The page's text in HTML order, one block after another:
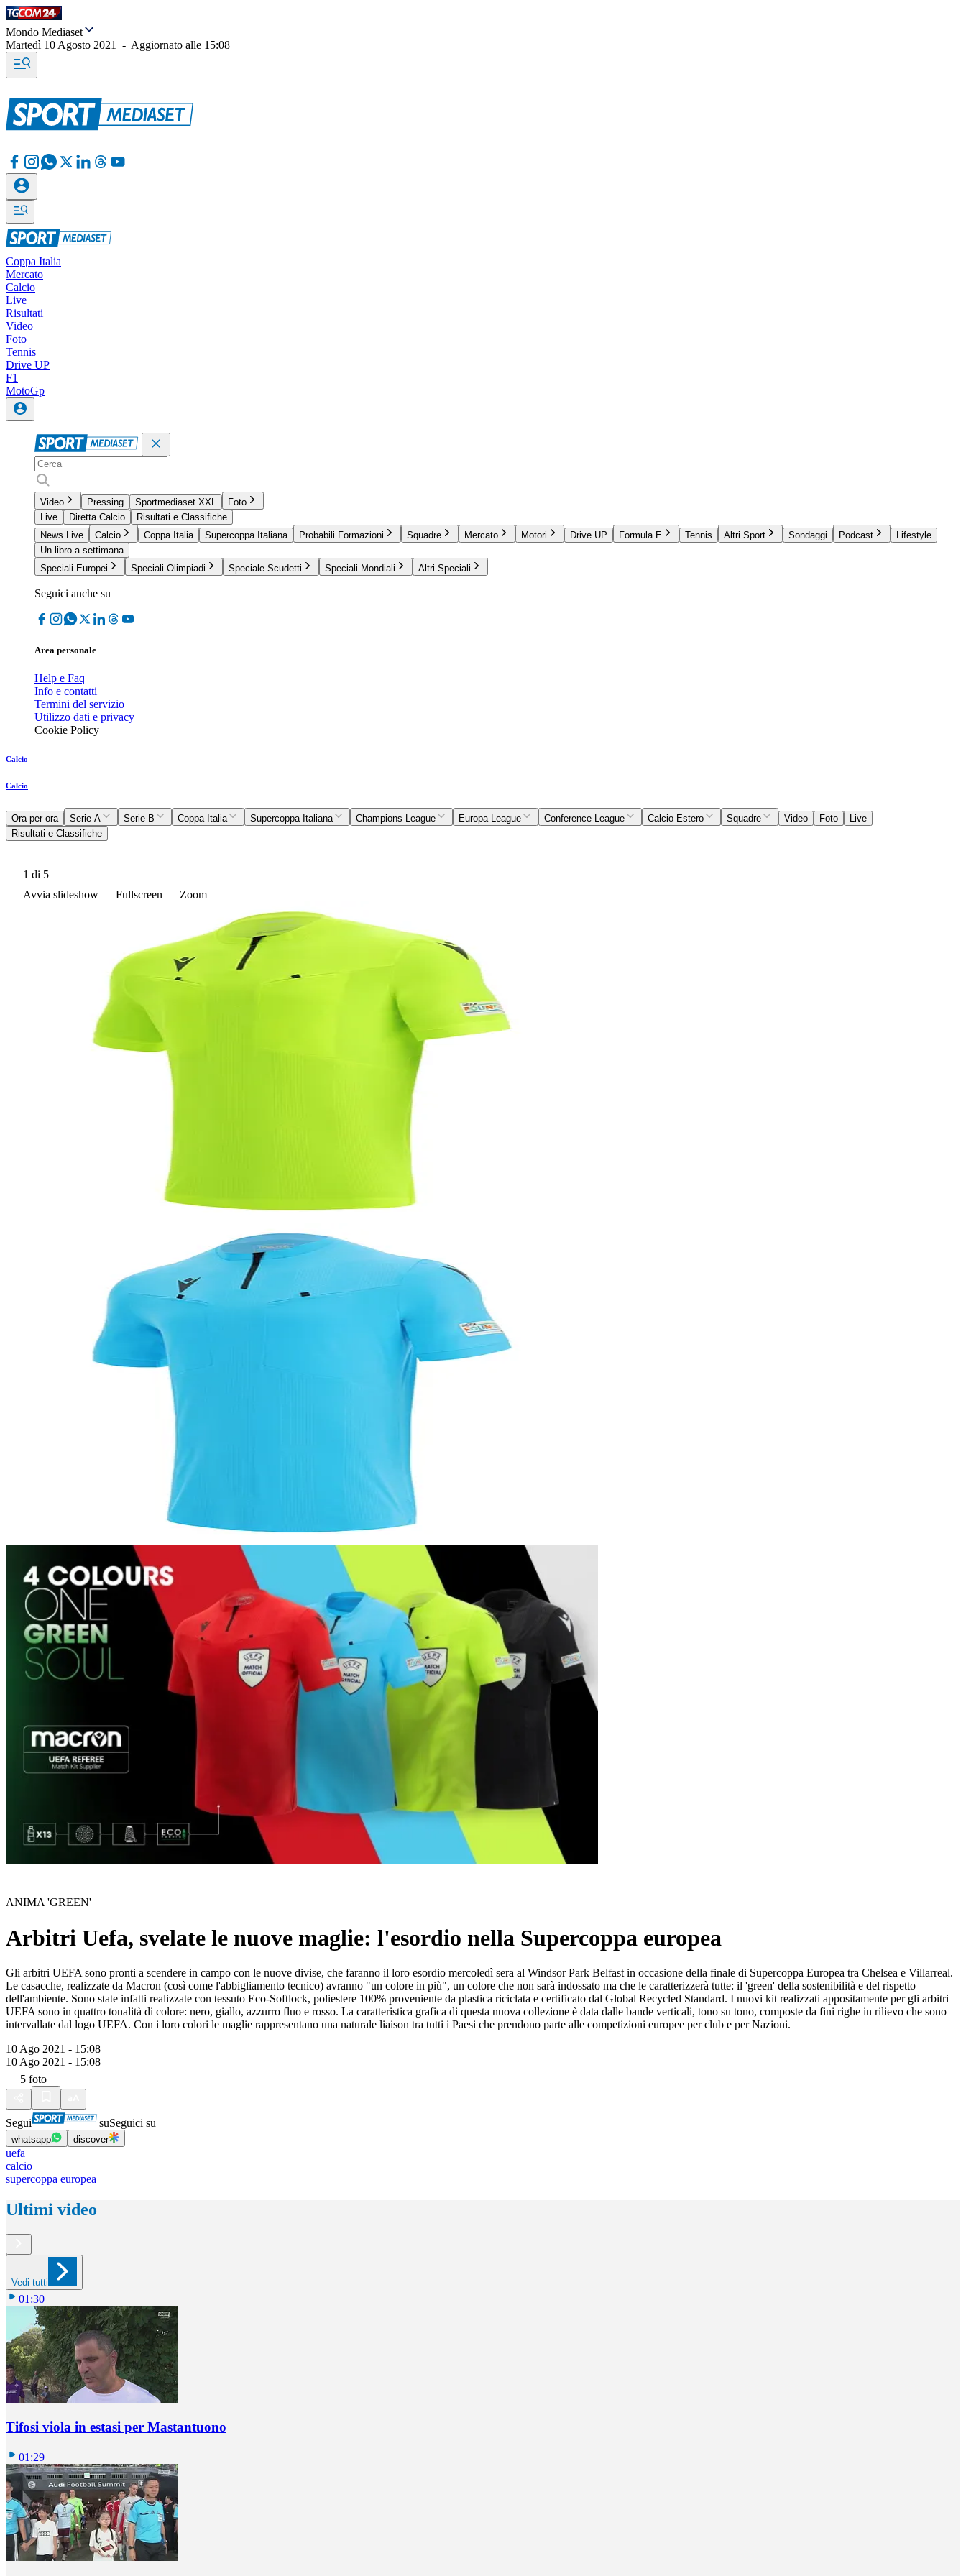
Mondo Mediaset
Martedì 10 Agosto 2021
- Aggiornato alle 15:08
Coppa Italia
Mercato
Calcio
Live
Risultati
Video
Foto
Tennis
Drive UP
F1
MotoGp
Video Pressing Sportmediaset XXL
Foto
Live
Diretta Calcio
Risultati e Classifiche
News Live
Calcio Coppa Italia Supercoppa Italiana Probabili Formazioni Squadre Mercato Motori Drive UP Formula E Tennis Altri Sport Sondaggi Podcast
Lifestyle
Un libro a settimana
Speciali Europei
Speciali Olimpiadi Speciale Scudetti Speciali Mondiali Altri Speciali
Seguici anche su
Area personale
Help e Faq
Info e contatti
Termini del servizio
Utilizzo dati e privacy
Cookie Policy
Calcio
Calcio
Ora per ora Serie A Serie B Coppa Italia Supercoppa Italiana Champions League Europa League Conference League Calcio Estero Squadre Video Foto
Live
Risultati e Classifiche
1 di 5
Avvia slideshow
Fullscreen Zoom
ANIMA 'GREEN'
Arbitri Uefa, svelate le nuove maglie: l'esordio nella Supercoppa europea
Gli arbitri UEFA sono pronti a scendere in campo con le nuove divise, che faranno il loro esordio mercoledì sera al Windsor Park Belfast in occasione della finale di Supercoppa Europea tra Chelsea e Villarreal.
Le casacche, realizzate da Macron (così come l'abbigliamento tecnico) avranno "un colore in più", un colore che non sarà indossato ma che le caratterizzerà tutte: il 'green' della sostenibilità e del rispetto
dell'ambiente. Sono state infatti realizzate con tessuto Eco-Softlock, poliestere 100% proveniente da plastica riciclata e certificato dal Global Recycled Standard. I nuovi kit realizzati appositamente per gli arbitri
UEFA sono in quattro tonalità di colore: nero, giallo, azzurro fluo e rosso. La caratteristica grafica di questa nuova collezione è data dalle bande verticali, tono su tono, composte da fini righe in rilievo che sono
intervallate dal logo UEFA. Con i loro colori le maglie rappresentano una naturale liaison tra tutti i Paesi che prendono parte alle competizioni europee per club e per Nazioni.
10 Ago 2021 - 15:08
10 Ago 2021 - 15:08
5 foto
Segui suSeguici su
whatsapp discover
uefa
calcio
supercoppa europea
Ultimi video
Vedi tutti
01:30
Tifosi viola in estasi per Mastantuono
01:29